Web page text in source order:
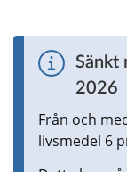
Sänkt
2026
Från och
livsmedel 6